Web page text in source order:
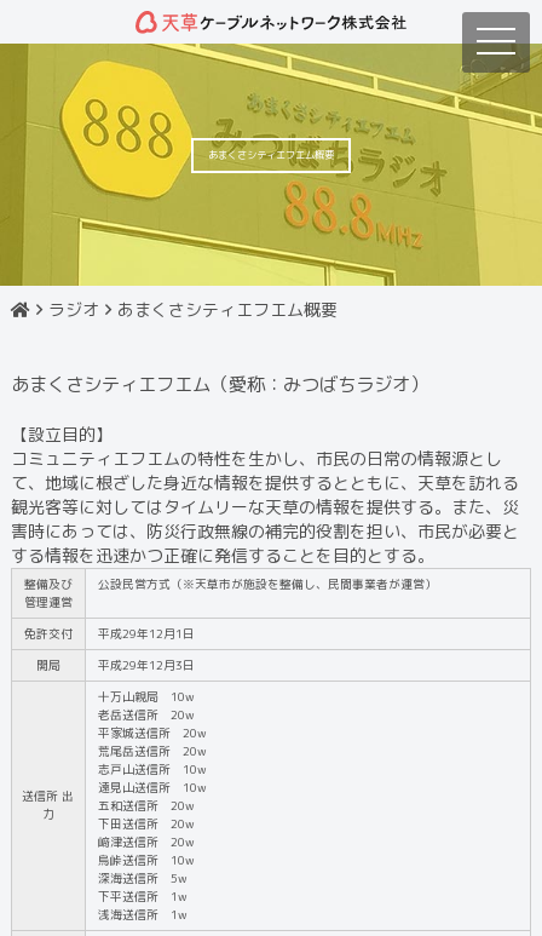
toggle
あまくさシティエフエム概要
ラジオ あまくさシティエフエム概要
あまくさシティエフエム（愛称：みつばちラジオ）
【設立目的】
コミュニティエフエムの特性を生かし、市民の日常の情報源とし
て、地域に根ざした身近な情報を提供するとともに、天草を訪れる
観光客等に対してはタイムリーな天草の情報を提供する。また、災
害時にあっては、防災行政無線の補完的役割を担い、市民が必要と
する情報を迅速かつ正確に発信することを目的とする。
整備及び
管理運営
公設民営方式（※天草市が施設を整備し、民間事業者が運営）
免許交付
平成29年12月1日
開局
平成29年12月3日
送信所 出
力
十万山親局 10w
老岳送信所 20w
平家城送信所 20w
荒尾岳送信所 20w
志戸山送信所 10w
遠見山送信所 10w
五和送信所 20w
下田送信所 20w
﨑津送信所 20w
烏峠送信所 10w
深海送信所 5w
下平送信所 1w
浅海送信所 1w